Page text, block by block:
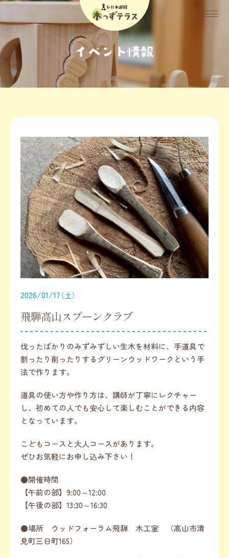
2026/01/17（土）
飛騨高山スプーンクラブ
伐ったばかりのみずみずしい生木を材料に、手道具で
割ったり削ったりするグリーンウッドワークという手
法で作ります。
道具の使い方や作り方は、講師が丁寧にレクチャー
し、初めての人でも安心して楽しむことができる内容
となっています。
こどもコースと大人コースがあります。
ぜひお気軽にお申し込み下さい！
●開催時間
【午前の部】9:00～12:00
【午後の部】13:30～16:30
●場所 ウッドフォーラム飛騨 木工室 （高山市清
見町三日町165）